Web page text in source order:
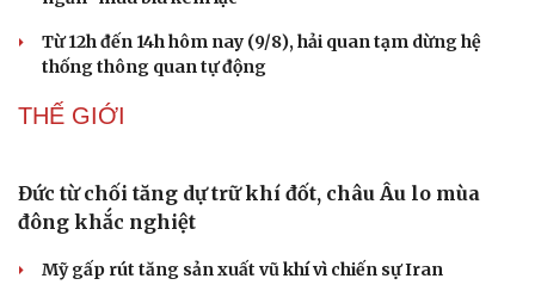
Tạm hoãn xuất cảnh với người nộp thuế không
hoạt động tại địa chỉ đăng ký
hàng nông sản xuất khẩu
án lớn
Cho ngân hàng quản lý tài sản bảo đảm trái phiếu: Cần